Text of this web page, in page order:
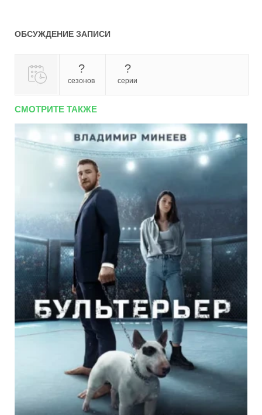
ОБСУЖДЕНИЕ ЗАПИСИ
?
сезонов
?
серии
СМОТРИТЕ ТАКЖЕ